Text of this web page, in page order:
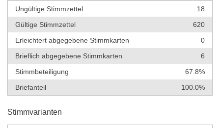
Ungültige Stimmzettel
18
Gültige Stimmzettel
620
Erleichtert abgegebene Stimmkarten
0
Brieflich abgegebene Stimmkarten
6
Stimmbeteiligung
67.8%
Briefanteil
100.0%
Stimmvarianten